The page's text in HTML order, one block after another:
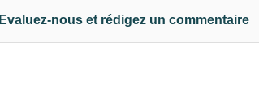
Evaluez-nous et rédigez un commentaire